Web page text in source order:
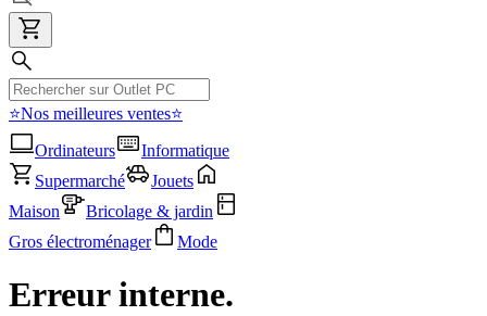
⭐Nos meilleures ventes⭐
Ordinateurs
Informatique
Supermarché
Jouets
Maison
Bricolage & jardin
Gros électroménager
Mode
Erreur interne.